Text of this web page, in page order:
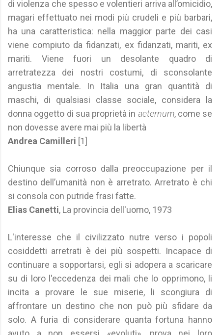
di violenza che spesso e volentieri arriva all’omicidio,
magari effettuato nei modi più crudeli e più barbari,
ha una caratteristica: nella maggior parte dei casi
viene compiuto da fidanzati, ex fidanzati, mariti, ex
mariti. Viene fuori un desolante quadro di
arretratezza dei nostri costumi, di sconsolante
angustia mentale. In Italia una gran quantità di
maschi, di qualsiasi classe sociale, considera la
donna oggetto di sua proprietà in aeternum, come se
non dovesse avere mai più la libertà
Andrea Camilleri [1]
Chiunque sia corroso dalla preoccupazione per il
destino dell’umanità non è arretrato. Arretrato è chi
si consola con putride frasi fatte.
Elias Canetti, La provincia dell'uomo, 1973
L'interesse che il civilizzato nutre verso i popoli
cosiddetti arretrati è dei più sospetti. Incapace di
continuare a sopportarsi, egli si adopera a scaricare
su di loro l'eccedenza dei mali che lo opprimono, li
incita a provare le sue miserie, li scongiura di
affrontare un destino che non può più sfidare da
solo. A furia di considerare quanta fortuna hanno